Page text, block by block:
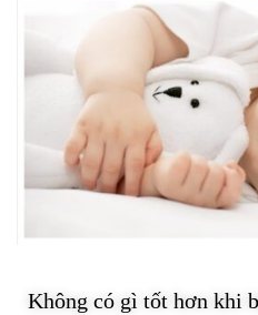
Không có gì tốt hơn khi